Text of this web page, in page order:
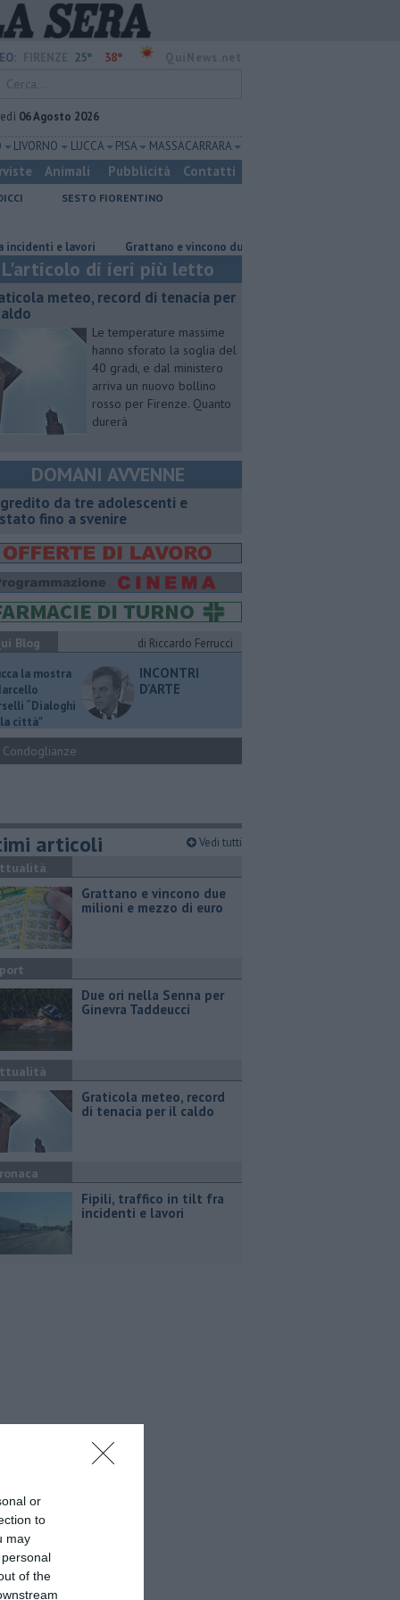
or
to
may
of the
25° 38°
06 Agosto 2026
LIVORNO LUCCA PISA MASSA CARRARA
Animali Pubblicità Contatti
SESTO FIORENTINO
e lavori Grattano e vincono due milioni e mezzo di euro
L'articolo di ieri più letto
meteo, record di tenacia per
Le temperature massime
hanno sforato la soglia del
40 gradi, e dal ministero
arriva un nuovo bollino
rosso per Firenze. Quanto
durerà
DOMANI AVVENNE
da tre adolescenti e
fino a svenire
Blog
di Riccardo Ferrucci
la mostra
“Dialoghi
città"
INCONTRI
D'ARTE
Condoglianze
articoli Vedi tutti
Grattano e vincono due
milioni e mezzo di euro
Due ori nella Senna per
Ginevra Taddeucci
Graticola meteo, record
di tenacia per il caldo
Fipili, traffico in tilt fra
incidenti e lavori